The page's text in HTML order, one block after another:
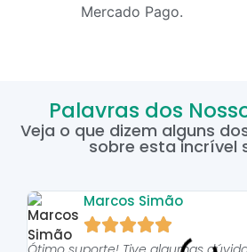
Mercado Pago.
Palavras dos
Veja o que dizem alguns
sobre esta incrível
Marcos Simão
